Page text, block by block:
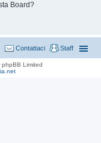
Board?
Staff
Contattaci
Limited